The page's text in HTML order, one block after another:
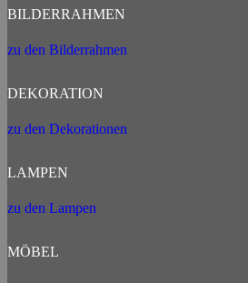
BILDERRAHMEN
zu den Bilderrahmen
DEKORATION
zu den Dekorationen
LAMPEN
zu den Lampen
MÖBEL